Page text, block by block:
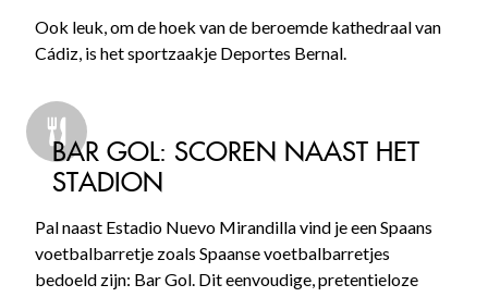
Ook leuk, om de hoek van de beroemde kathedraal van
Cádiz, is het sportzaakje Deportes Bernal.
BAR GOL: SCOREN NAAST HET
STADION
Pal naast Estadio Nuevo Mirandilla vind je een Spaans
voetbalbarretje zoals Spaanse voetbalbarretjes
bedoeld zijn: Bar Gol. Dit eenvoudige, pretentieloze